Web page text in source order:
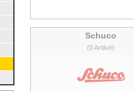
Schuco
(0 Artikel)